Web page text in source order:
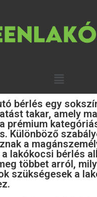
bérlés egy
takar, amely
prémium
Különböző
a
lakókocsi bérlés
többet arról,
szükségesek a